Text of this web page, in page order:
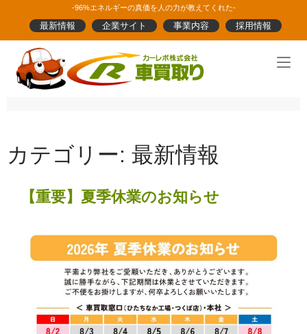
content
-96%エネルギーの真価を人の力が教えてくれた-
最新情報 企業サイト 事業内容 採用情報
カテゴリー: 最新情報
【重要】夏季休業のお知らせ